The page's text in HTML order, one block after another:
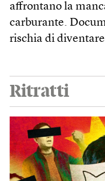
affrontano la
carburante.
rischia di
Ritratti